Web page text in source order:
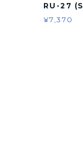
RU-27
¥7,370